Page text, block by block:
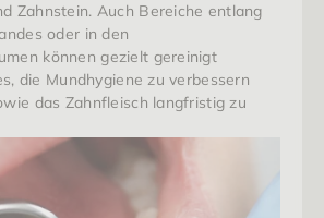
Zahnstein. Auch Bereiche entlang
oder in den
können gezielt gereinigt
die Mundhygiene zu verbessern
das Zahnfleisch langfristig zu